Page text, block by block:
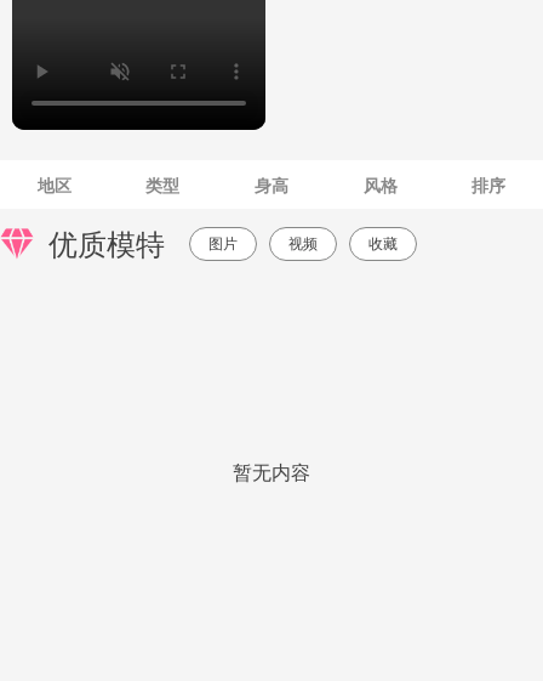
地区 类型 身高 风格 排序
优质模特 图片 视频 收藏
暂无内容